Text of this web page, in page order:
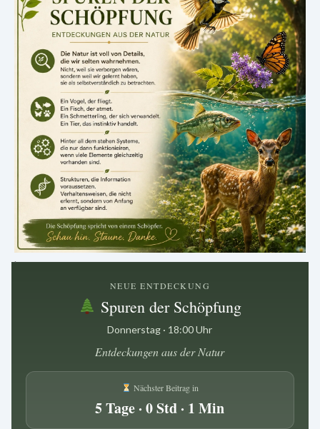
.
NEUE ENTDECKUNG
Spuren der Schöpfung
Donnerstag · 18:00 Uhr
Entdeckungen aus der Natur
Nächster Beitrag in
5 Tage · 0 Std · 1 Min